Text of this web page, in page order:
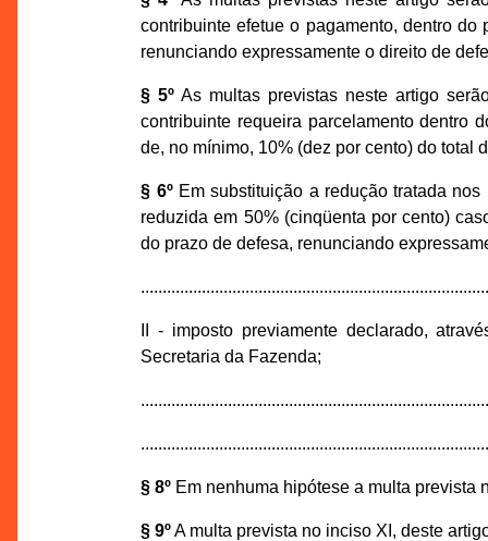
contribuinte efetue o pagamento, dentro
renunciando expressamente o direito de
§ 5º As multas previstas neste artigo
contribuinte requeira parcelamento dentro
de, no mínimo, 10% (dez por cento) do total
§ 6ºEm substituição a redução tratada nos
reduzida em 50% (cinqüenta por cento)
do prazo de defesa, renunciando
II - imposto previamente declarado,
Secretaria da Fazenda;
§ 8º Em nenhuma hipótese a multa prevista
§ 9ºA multa prevista no inciso XI, deste